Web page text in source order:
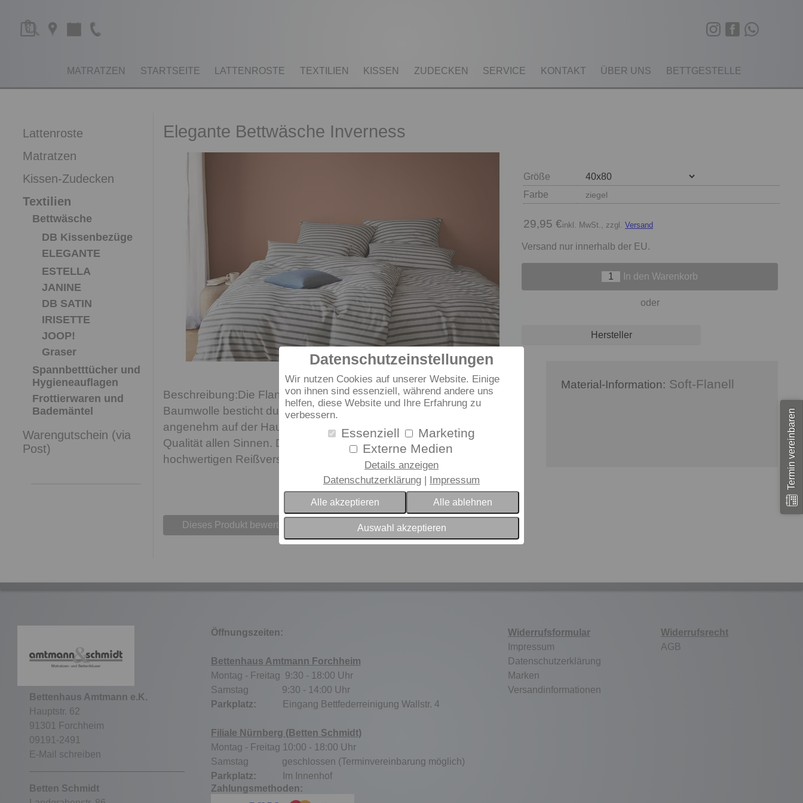
Datenschutzeinstellungen
Wir nutzen Cookies auf unserer Website. Einige
von ihnen sind essenziell, während andere uns
helfen, diese Website und Ihre Erfahrung zu
verbessern.
Essenziell
Marketing
Externe Medien
Details anzeigen
Datenschutzerklärung
Impressum
Alle akzeptieren Alle ablehnen
Auswahl akzeptieren
0
MATRATZEN STARTSEITE LATTENROSTE TEXTILIEN KISSEN ZUDECKEN SERVICE KONTAKT ÜBER UNS BETTGESTELLE
Lattenroste
Matratzen
Kissen-Zudecken
Textilien
Bettwäsche
DB Kissenbezüge
ELEGANTE
ESTELLA
JANINE
DB SATIN
IRISETTE
JOOP!
Graser
Spannbetttücher und
Hygieneauflagen
Frottierwaren und
Bademäntel
Warengutschein (via
Post)
Elegante Bettwäsche Inverness
Größe
Farbe
ziegel
29,95 €inkl. MwSt., zzgl. Versand
Versand nur innerhalb der EU.
In den Warenkorb
oder
Hersteller
Die Flanell Bettwäsche INVERNESS aus reiner
Baumwolle besticht durch den kontrastierenden Querstreifen. Weich,
angenehm auf der Haut und durch die softe Optik schmeichelt die
Qualität allen Sinnen. Die buntgewebte Bettwäsche schließt mit einem
hochwertigen Reißverschluss.
Material-Information: Soft-Flanell
Dieses Produkt bewerten
Termin vereinbaren
Bettenhaus Amtmann e.K.
Hauptstr. 62
91301 Forchheim
09191-2491
E-Mail schreiben
Betten Schmidt
Öffnungszeiten:
Bettenhaus Amtmann Forchheim
Montag - Freitag 9:30 - 18:00 Uhr
Samstag 9:30 - 14:00 Uhr
Parkplatz:
Eingang Bettfederreinigung Wallstr. 4
Filiale Nürnberg (Betten Schmidt)
Montag - Freitag 10:00 - 18:00 Uhr
Samstag geschlossen (Terminvereinbarung möglich)
Parkplatz:
Im Innenhof
Zahlungsmethoden:
Widerrufsformular
Impressum
Datenschutzerklärung
Marken
Versandinformationen
Widerrufsrecht
AGB